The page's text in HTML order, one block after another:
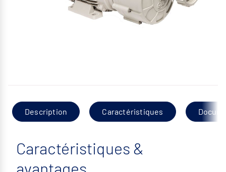
Description Caractéristiques
Caractéristiques &
avantages